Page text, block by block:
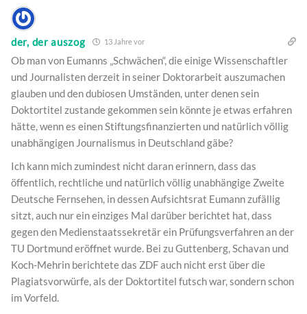
der, der auszog 13 Jahre vor
Ob man von Eumanns „Schwächen“, die einige Wissenschaftler
und Journalisten derzeit in seiner Doktorarbeit auszumachen
glauben und den dubiosen Umständen, unter denen sein
Doktortitel zustande gekommen sein könnte je etwas erfahren
hätte, wenn es einen Stiftungsfinanzierten und natürlich völlig
unabhängigen Journalismus in Deutschland gäbe?
Ich kann mich zumindest nicht daran erinnern, dass das
öffentlich, rechtliche und natürlich völlig unabhängige Zweite
Deutsche Fernsehen, in dessen Aufsichtsrat Eumann zufällig
sitzt, auch nur ein einziges Mal darüber berichtet hat, dass
gegen den Medienstaatssekretär ein Prüfungsverfahren an der
TU Dortmund eröffnet wurde. Bei zu Guttenberg, Schavan und
Koch-Mehrin berichtete das ZDF auch nicht erst über die
Plagiatsvorwürfe, als der Doktortitel futsch war, sondern schon
im Vorfeld.